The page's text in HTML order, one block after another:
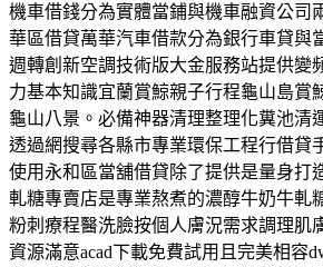
機車借錢分為實體當鋪與機車融資公司
華區借貸萬華汽車借款分為銀行車貸與
週轉創新空調技術版大金服務站提供變
力基本知識宜蘭賞鯨親子行程龜山島賞
龜山八景。必備神器清理整理化糞池清
透過網搜尋各縣市專業環保工程行借貸
使用永和區當舖借貸除了提供是量身打
軋糖專賣店是專業熬煮的濃醇牛奶牛軋
粉刺療程醫洗臉按個人膚況需求調理肌
資源滿意acad下載免費試用且完美相容